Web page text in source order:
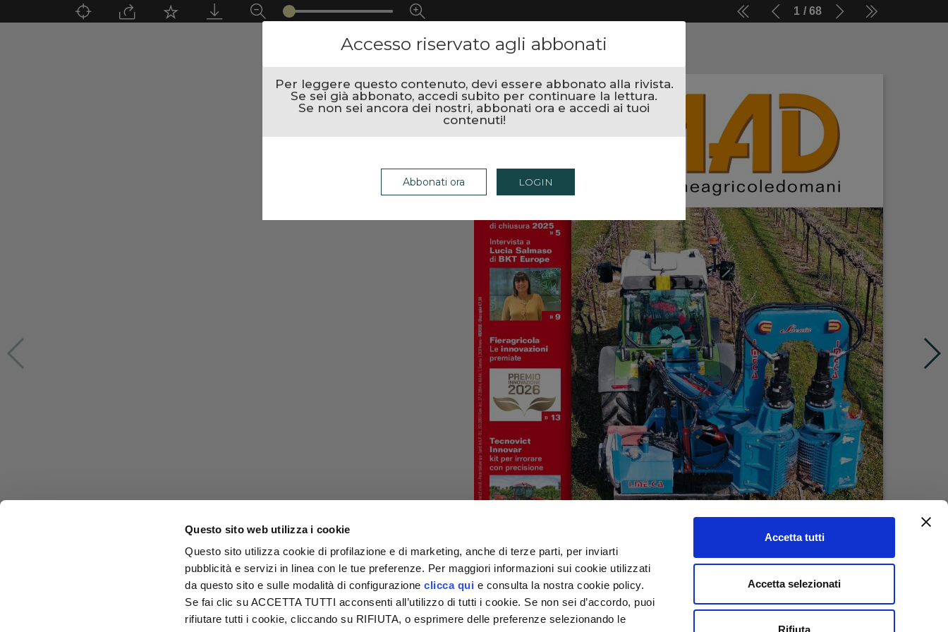
Questo sito web utilizza i cookie
Questo sito utilizza cookie di profilazione e di marketing, anche di terze parti, per inviarti
pubblicità e servizi in linea con le tue preferenze. Per maggiori informazioni sui cookie utilizzati
da questo sito e sulle modalità di configurazioneclicca qui e consulta la nostra cookie policy.
Se fai clic su ACCETTA TUTTI acconsenti all’utilizzo di tutti i cookie. Se non sei d’accordo, puoi
rifiutare tutti i cookie, cliccando su RIFIUTA, o esprimere delle preferenze selezionando le
Accetta tutti
Accetta selezionati
Rifiuta
1 68
Accesso riservato agli abbonati
Per leggere questo contenuto, devi essere abbonato alla rivista.
Se sei già abbonato, accedi subito per continuare la lettura.
Se non sei ancora dei nostri, abbonati ora e accedi ai tuoi
contenuti!
Abbonati ora LOGIN